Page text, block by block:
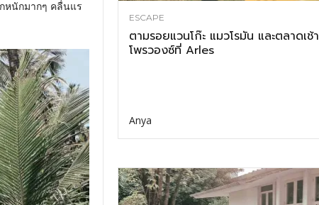
หนักมากๆ คลื่นแร
ESCAPE
ตามรอยแวนโก๊ะ แมวโรมัน และตลาดเช้า
โพรวองซ์ที่ Arles
Anya